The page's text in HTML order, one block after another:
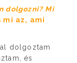
dolgozni? Mi
mi az, ami
dolgoztam
és